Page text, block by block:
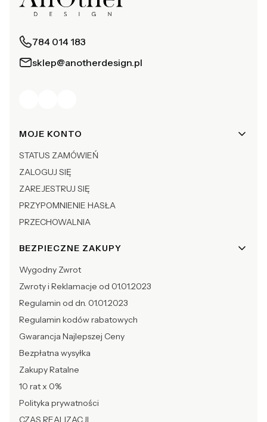
784 014 183
sklep@anotherdesign.pl
Linki w stopce
MOJE KONTO
STATUS ZAMÓWIEŃ
ZALOGUJ SIĘ
ZAREJESTRUJ SIĘ
PRZYPOMNIENIE HASŁA
PRZECHOWALNIA
BEZPIECZNE ZAKUPY
Wygodny Zwrot
Zwroty i Reklamacje od 01.01.2023
Regulamin od dn. 01.01.2023
Regulamin kodów rabatowych
Gwarancja Najlepszej Ceny
Bezpłatna wysyłka
Zakupy Ratalne
10 rat x 0%
Polityka prywatności
CZAS REALIZACJI